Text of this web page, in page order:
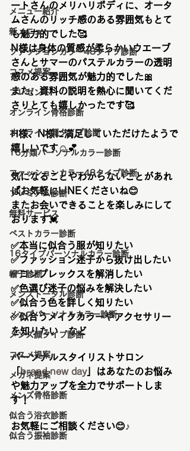
メニュー紹介
新メニュー
ファッションカラー48タイプ診断
コスメ提案
プレゼント
オンライン骨格診断
オンライン顔タイプ診断
16分類パーソナルカラー診断
ファッションカラー48タイプ診断
プレミアム診断
無料サービス
ベストカラー診断
16タイプパーソナルカラー診断
帽子診断
メンズトータル診断
メンズパーソナルカラー診断
メンズ顔タイプ診断
コスメ提案
メガネ提案
メンズ骨格診断
似合う浴衣診断
似合う振袖診断
ートさんのメリハリボディに、オータ
ムさんのリッチ感のある雰囲気もとて
も魅力的でした🥰
N様は身体の質感が柔らかいウエーブ
さんとサマーのパステルカラーの透明
感のある雰囲気が魅力的でした🎀
また、資料の説明を熱心に聞いてくだ
さりとても嬉しかったです🥰
H様、N様に満足していただけたようで
嬉しいです☺️💕
気になることやわからないことがあれ
ばお気軽にLINEくださいね😊
またお会いできることを楽しみにして
おります💓
✅本当に似合う服が知りたい
✅ファッション迷子から抜け出したい
✅コンプレックスを解消したい
✅色選び迷子の悩みを解決したい
✅似合う色を詳しく知りたい
✅似合うメイクカラーやアクセサリー
を知りたい　など
パーソナルスタイリストサロン
「brand new day」はあなたのお悩み
や魅力アップを全力でサポートしま
す！
お気軽にご相談ください😊♪